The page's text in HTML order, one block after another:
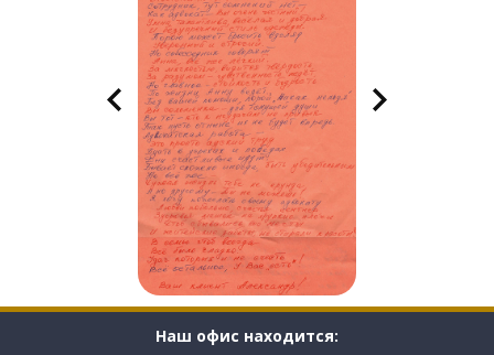
Наш офис находится: